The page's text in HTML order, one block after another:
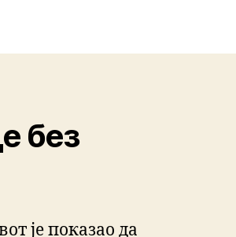
без
је показао да